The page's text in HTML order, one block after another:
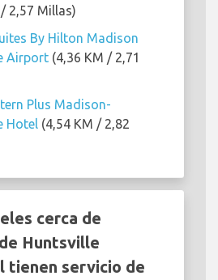
2,57 Millas)
By Hilton Madison
Airport (4,36 KM / 2,71
Plus Madison-
Hotel (4,54 KM / 2,82
cerca de
Huntsville
tienen servicio de